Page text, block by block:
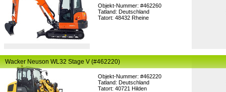
Objekt-Nummer: #462260
Tatland: Deutschland
Tatort: 48432 Rheine
Objekt-Nummer: #462220
Tatland: Deutschland
Tatort: 40721 Hilden
Wacker Neuson WL32 Stage V (#462220)